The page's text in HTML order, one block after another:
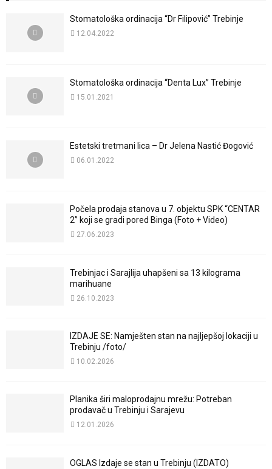
Stomatološka ordinacija “Dr Filipović” Trebinje
12.04.2022
Stomatološka ordinacija “Denta Lux” Trebinje
15.01.2021
Estetski tretmani lica – Dr Jelena Nastić Đogović
06.01.2022
Počela prodaja stanova u 7. objektu SPK “CENTAR
2” koji se gradi pored Binga (Foto + Video)
27.06.2023
Trebinjac i Sarajlija uhapšeni sa 13 kilograma
marihuane
26.10.2023
IZDAJE SE: Namješten stan na najljepšoj lokaciji u
Trebinju /foto/
10.02.2026
Planika širi maloprodajnu mrežu: Potreban
prodavač u Trebinju i Sarajevu
12.01.2026
OGLAS Izdaje se stan u Trebinju (IZDATO)